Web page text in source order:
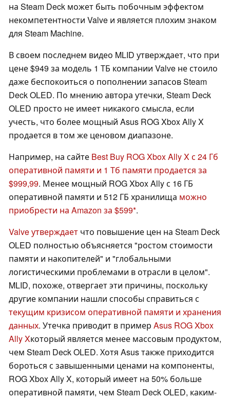
на Steam Deck может быть побочным эффектом
некомпетентности Valve и является плохим знаком
для Steam Machine.
В своем последнем видео MLID утверждает, что при
цене $949 за модель 1 ТБ компании Valve не стоило
даже беспокоиться о пополнении запасов Steam
Deck OLED. По мнению автора утечки, Steam Deck
OLED просто не имеет никакого смысла, если
учесть, что более мощный Asus ROG Xbox Ally X
продается в том же ценовом диапазоне.
Например, на сайте Best Buy ROG Xbox Ally X с 24 Гб
оперативной памяти и 1 Тб памяти продается за
$999,99. Менее мощный ROG Xbox Ally с 16 ГБ
оперативной памяти и 512 ГБ хранилища можно
приобрести на Amazon за $599 .
Valve утверждает что повышение цен на Steam Deck
OLED полностью объясняется "ростом стоимости
памяти и накопителей" и "глобальными
логистическими проблемами в отрасли в целом".
MLID, похоже, отвергает эти причины, поскольку
другие компании нашли способы справиться с
текущим кризисом оперативной памяти и хранения
данных. Утечка приводит в пример Asus ROG Xbox
Ally Xкоторый является менее массовым продуктом,
чем Steam Deck OLED. Хотя Asus также приходится
бороться с завышенными ценами на компоненты,
ROG Xbox Ally X, который имеет на 50% больше
оперативной памяти, чем Steam Deck OLED, каким-